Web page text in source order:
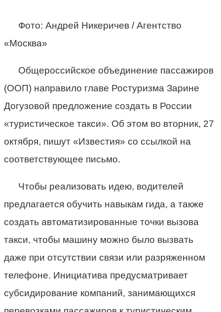
Фото: Андрей Никеричев / Агентство
«Москва»
Общероссийское объединение пассажиров
(ООП) направило главе Ростуризма Зарине
Догузовой предложение создать в России
«туристическое такси». Об этом во вторник, 27
октября, пишут «Известия» со ссылкой на
соответствующее письмо.
Чтобы реализовать идею, водителей
предлагается обучить навыкам гида, а также
создать автоматизированные точки вызова
такси, чтобы машину можно было вызвать
даже при отсутствии связи или разряженном
телефоне. Инициатива предусматривает
субсидирование компаний, занимающихся